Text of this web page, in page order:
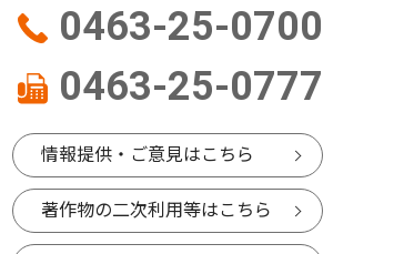
スポーツ トップニュース
平塚・大磯・二宮・中井 2026.07.31
0463-25-0700
0463-25-0777
情報提供・ご意見はこちら
著作物の二次利用等はこちら